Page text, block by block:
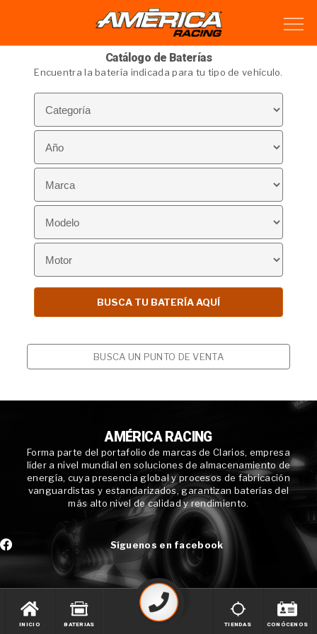
Catálogo de Baterías
Encuentra la batería indicada para tu tipo de vehículo.
BUSCA UN PUNTO DE VENTA
AMÉRICA RACING
Forma parte del portafolio de marcas de Clarios, empresa
líder a nivel mundial en soluciones de almacenamiento de
energía, cuya presencia global y procesos de fabricación
vanguardistas y estandarizados, garantizan baterías del
más alto nivel de calidad y rendimiento.
Síguenos en facebook
INICIO BATERIAS TIENDAS CONÓCENOS